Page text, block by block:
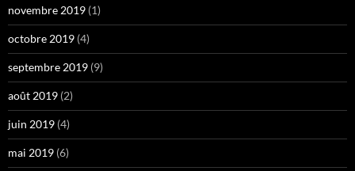
novembre 2019 (1)
octobre 2019 (4)
septembre 2019 (9)
août 2019 (2)
juin 2019 (4)
mai 2019 (6)